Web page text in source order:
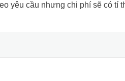
yêu cầu nhưng chi phí sẽ có tí